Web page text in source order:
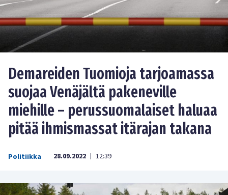
Demareiden Tuomioja tarjoamassa
suojaa Venäjältä pakeneville
miehille – perussuomalaiset haluaa
pitää ihmismassat itärajan takana
Politiikka 28.09.2022 | 12:39